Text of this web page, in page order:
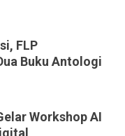
FLP
Buku Antologi
Workshop AI